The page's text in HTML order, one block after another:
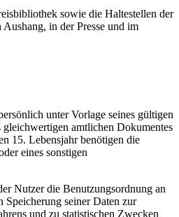
sowie die Haltestellen der
in der Presse und im
unter Vorlage seines gültigen
gleichwertigen amtlichen Dokumentes
15. Lebensjahr benötigen die
eines sonstigen
Nutzer die Benutzungsordnung an
Speicherung seiner Daten zur
und zu statistischen Zwecken